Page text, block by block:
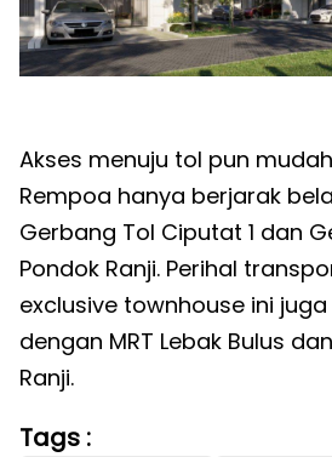
Akses menuju tol pun
Rempoa hanya berjarak
Gerbang Tol Ciputat 1 dan
Pondok Ranji. Perihal
exclusive townhouse ini
dengan MRT Lebak Bulus
Ranji.
Tags :